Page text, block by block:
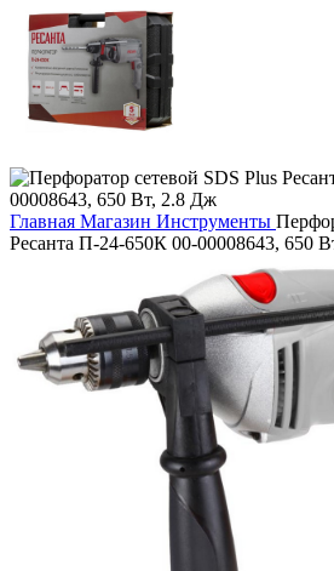
Главная Магазин Инструменты
Ресанта П-24-650К 00-00008643, 650